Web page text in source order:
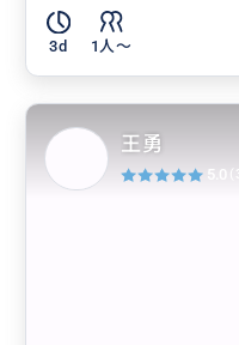
3d 1人〜
王勇
5.0